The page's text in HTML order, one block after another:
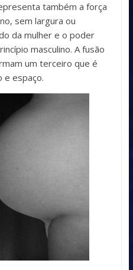
também a força
sem largura ou
da mulher e o poder
masculino. A fusão
um terceiro que é
e espaço.